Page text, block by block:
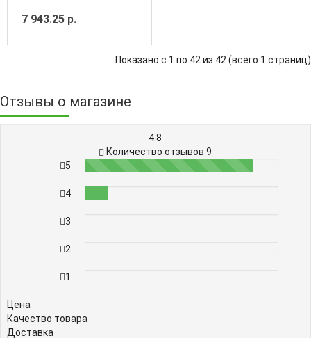
7 943.25 р.
Показано с 1 по 42 из 42 (всего 1 страниц)
Отзывы о магазине
4.8
Количество отзывов 9
5
87%
4
3
2
1
Цена
Качество товара
Доставка